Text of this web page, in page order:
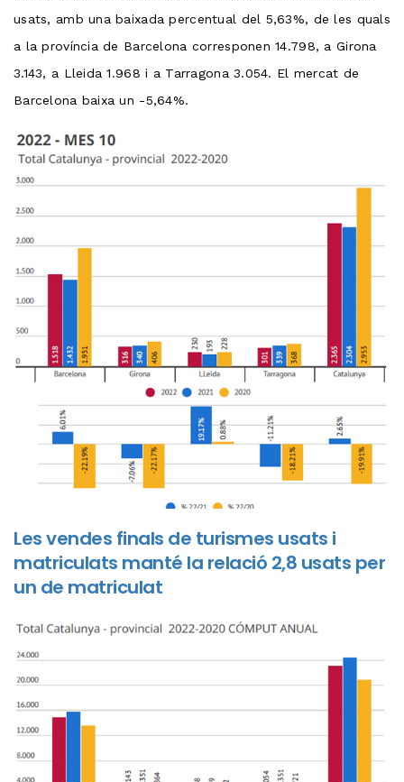
usats, amb una baixada percentual del 5,63%, de les quals
a la província de Barcelona corresponen 14.798, a Girona
3.143, a Lleida 1.968 i a Tarragona 3.054. El mercat de
Barcelona baixa un -5,64%.
Les vendes finals de turismes usats i
matriculats manté la relació 2,8 usats per
un de matriculat